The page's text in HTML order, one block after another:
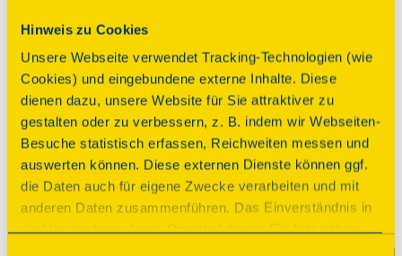
Hinweis zu Cookies
Unsere Webseite verwendet Tracking-Technologien (wie
Cookies) und eingebundene externe Inhalte. Diese
dienen dazu, unsere Website für Sie attraktiver zu
gestalten oder zu verbessern, z. B. indem wir Webseiten-
Besuche statistisch erfassen, Reichweiten messen und
auswerten können. Diese externen Dienste können ggf.
die Daten auch für eigene Zwecke verarbeiten und mit
anderen Daten zusammenführen. Das Einverständnis in
die Verwendung dieser Dienste können Sie hier geben.
Oh nein!